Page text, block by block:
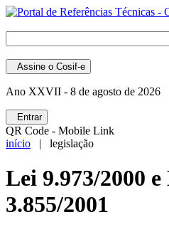
Assine o Cosif-e
Ano XXVII - 8 de agosto de 2026
Entrar
QR Code - Mobile Link
início | legislação
Lei 9.973/2000 e
3.855/2001